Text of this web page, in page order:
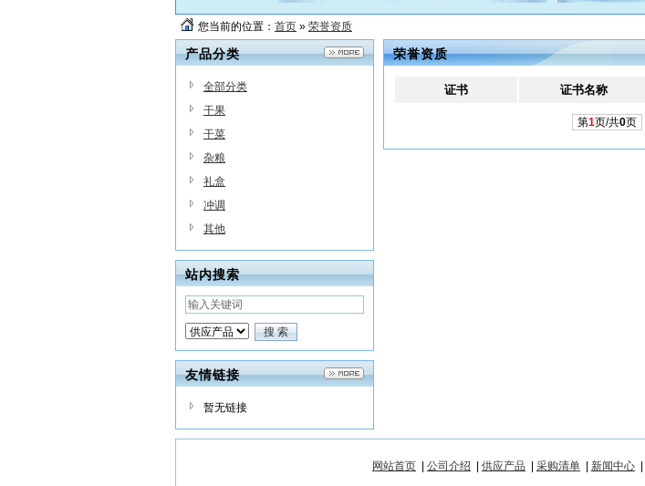
您当前的位置： 首页 » 荣誉资质
产品分类
全部分类
干果
干菜
杂粮
礼盒
冲调
其他
站内搜索
友情链接
暂无链接
荣誉资质
证书 证书名称
第1页/共0页
网站首页 公司介绍 供应产品 采购清单 新闻中心